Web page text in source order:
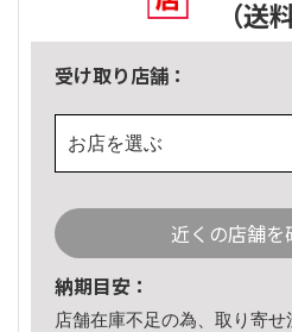
（送
受け取り店舗：
お店を選ぶ
近くの店舗を
納期目安：
店舗在庫不足の為、取り寄せ